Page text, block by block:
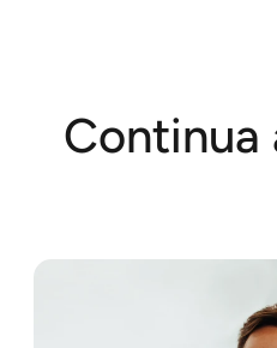
Continua